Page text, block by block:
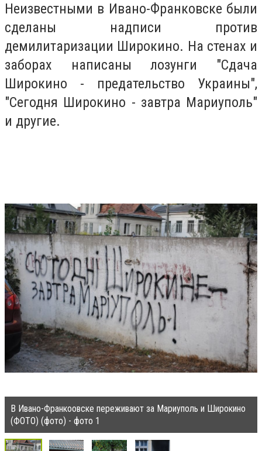
Неизвестными в Ивано-Франковске были
сделаны надписи против
демилитаризации Широкино. На стенах и
заборах написаны лозунги "Сдача
Широкино - предательство Украины",
"Сегодня Широкино - завтра Мариуполь"
и другие.
В Ивано-Франкоовске переживают за Мариуполь и Широкино
(ФОТО) (фото) - фото 1